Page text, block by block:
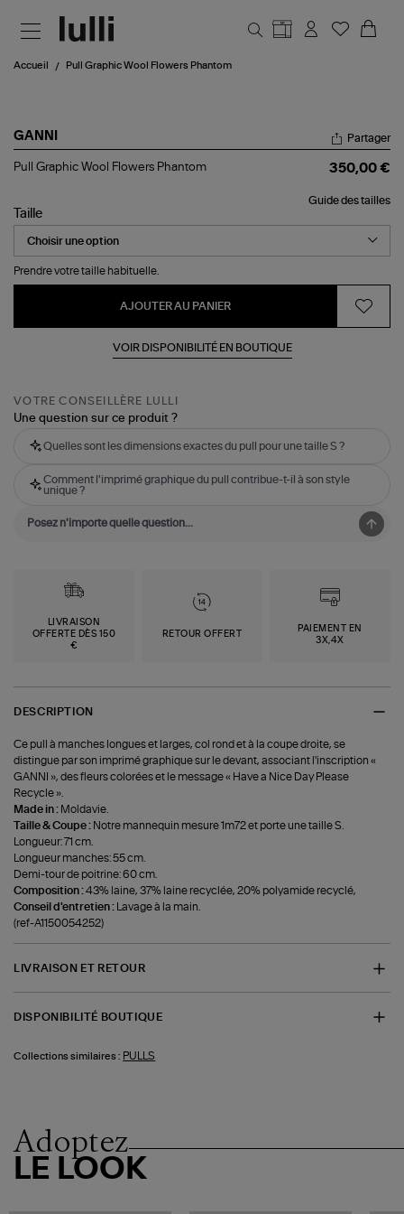
Accueil Pull Graphic Wool Flowers Phantom
GANNI
Pull
Flowers
Phantom
Partager
Pull Graphic Wool Flowers Phantom 350,00 €
Guide des tailles
Taille
Prendre votre taille habituelle.
AJOUTER AU PANIER
VOIR DISPONIBILITÉ EN BOUTIQUE
VOTRE CONSEILLÈRE LULLI
Une question sur ce produit ?
Quelles sont les dimensions exactes du pull pour une taille S ?
Comment l'imprimé graphique du pull contribue-t-il à son style
unique ?
LIVRAISON
OFFERTE DÈS 150
€
RETOUR OFFERT
PAIEMENT EN
3X,4X
DESCRIPTION
Ce pull à manches longues et larges, col rond et à la coupe droite, se
distingue par son imprimé graphique sur le devant, associant l'inscription «
GANNI », des fleurs colorées et le message « Have a Nice Day Please
Recycle ».
Made in : Moldavie.
Taille & Coupe : Notre mannequin mesure 1m72 et porte une taille S.
Longueur: 71 cm.
Longueur manches: 55 cm.
Demi-tour de poitrine: 60 cm.
Composition :43% laine, 37% laine recyclée, 20% polyamide recyclé,
Conseil d'entretien : Lavage à la main.
(ref-A1150054252)
LIVRAISON ET RETOUR
DISPONIBILITÉ BOUTIQUE
Collections similaires : PULLS
Adoptez
LE LOOK